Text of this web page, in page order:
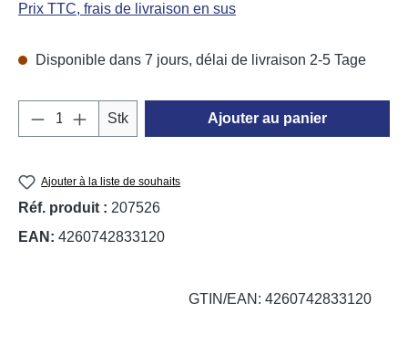
Prix TTC, frais de livraison en sus
Disponible dans 7 jours, délai de livraison 2-5 Tage
Quantité de produit : Entrez la quantité
Stk Ajouter au panier
Ajouter à la liste de souhaits
Réf. produit : 207526
EAN: 4260742833120
GTIN/EAN: 4260742833120